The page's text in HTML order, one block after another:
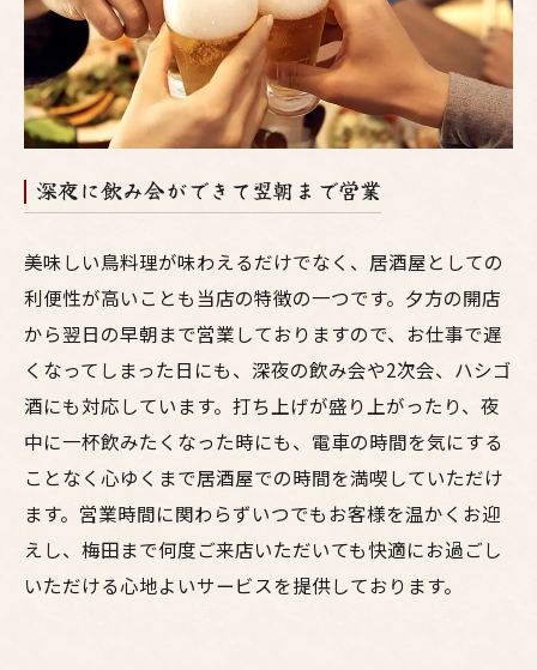
深夜に飲み会ができて翌朝まで営業
美味しい鳥料理が味わえるだけでなく、居酒屋としての
利便性が高いことも当店の特徴の一つです。夕方の開店
から翌日の早朝まで営業しておりますので、お仕事で遅
くなってしまった日にも、深夜の飲み会や2次会、ハシゴ
酒にも対応しています。打ち上げが盛り上がったり、夜
中に一杯飲みたくなった時にも、電車の時間を気にする
ことなく心ゆくまで居酒屋での時間を満喫していただけ
ます。営業時間に関わらずいつでもお客様を温かくお迎
えし、梅田まで何度ご来店いただいても快適にお過ごし
いただける心地よいサービスを提供しております。